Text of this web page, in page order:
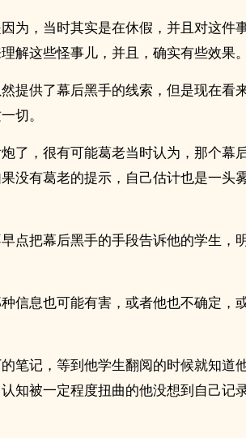
为，当时其实是在休假，并且对这件
解这些怪事儿，并且，确实有些效果。
提供了幕后黑手的线索，但是现在看
切。
了，很有可能葛老当时认为，那个幕
没有葛老的提示，自己估计也是一头
点把幕后黑手的手段告诉他的学生，
信息也可能有害，或者他也不确定，
笔记，等到他学生翻阅的时候就知道
知被一定程度扭曲的他没想到自己记